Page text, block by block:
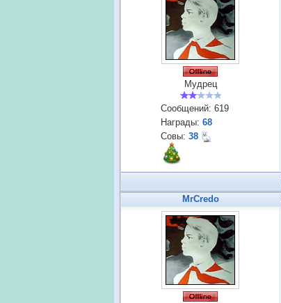
Мудрец
Сообщений: 619
Награды: 68
Совы: 38
MrCredo